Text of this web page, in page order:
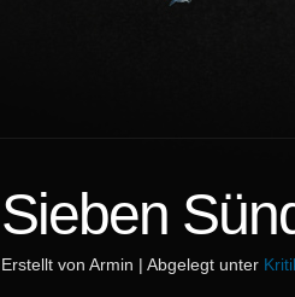
Sieben
Erstellt von Armin | Abgelegt unter